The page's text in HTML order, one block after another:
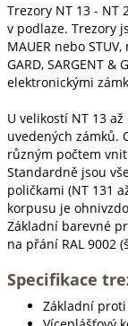
Trezory NT 13 - NT
v podlaze. Trezory
MAUER nebo
GARD, SARGENT &
elektronickými
U velikostí NT 13
uvedených zámků.
různým počtem
Standardně jsou
poličkami (NT 131
korpusu je
Základní barevné
na přání RAL 9002
Specifikace
Základní